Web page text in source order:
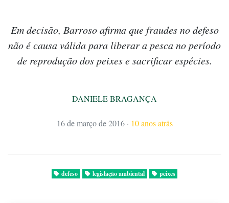
Em decisão, Barroso afirma que fraudes no defeso
não é causa válida para liberar a pesca no período
de reprodução dos peixes e sacrificar espécies.
DANIELE BRAGANÇA
16 de março de 2016 · 10 anos atrás
defeso legislação ambiental peixes